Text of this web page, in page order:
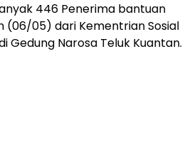
446 Penerima bantuan
(06/05) dari Kementrian Sosial
Gedung Narosa Teluk Kuantan.